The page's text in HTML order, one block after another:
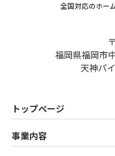
全国対応のホー
福岡県福岡市
天神パ
トップページ
事業内容